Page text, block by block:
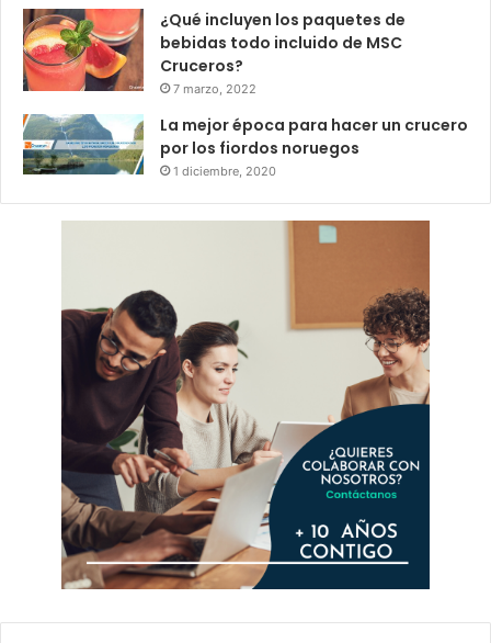
¿Qué incluyen los paquetes de
bebidas todo incluido de MSC
Cruceros?
7 marzo, 2022
La mejor época para hacer un crucero
por los fiordos noruegos
1 diciembre, 2020